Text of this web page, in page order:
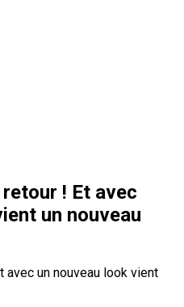
! Et avec
un nouveau
un nouveau look vient